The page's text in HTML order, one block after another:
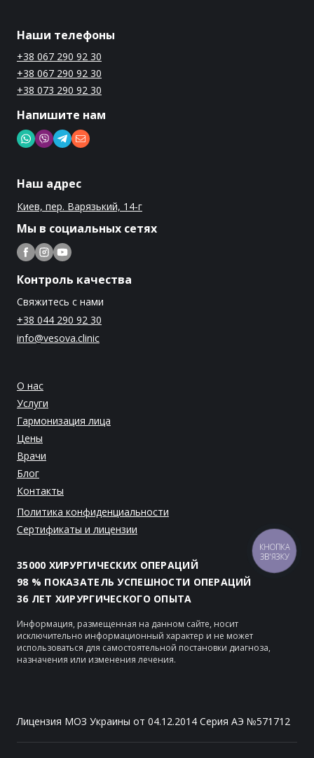
Наши телефоны
+38 067 290 92 30
+38 067 290 92 30
+38 073 290 92 30
Напишите нам
Наш адрес
Киев, пер. Варязький, 14-г
Мы в социальных сетях
Контроль качества
Свяжитесь с нами
+38 044 290 92 30
info@vesova.clinic
О нас
Услуги
Гармонизация лица
Цены
Врачи
Блог
Контакты
Политика конфиденциальности
Сертификаты и лицензии
35000 ХИРУРГИЧЕСКИХ ОПЕРАЦИЙ
98 % ПОКАЗАТЕЛЬ УСПЕШНОСТИ ОПЕРАЦИЙ
36 ЛЕТ ХИРУРГИЧЕСКОГО ОПЫТА
Информация, размещенная на данном сайте, носит
исключительно информационный характер и не может
использоваться для самостоятельной постановки диагноза,
назначения или изменения лечения.
Лицензия МОЗ Украины от 04.12.2014 Серия АЭ №571712
КНОПКА
ЗВ'ЯЗКУ